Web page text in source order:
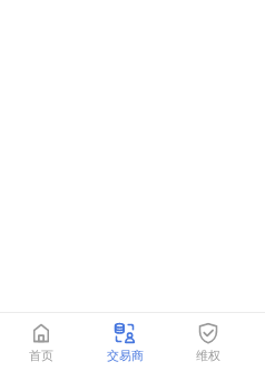
首页 交易商 维权